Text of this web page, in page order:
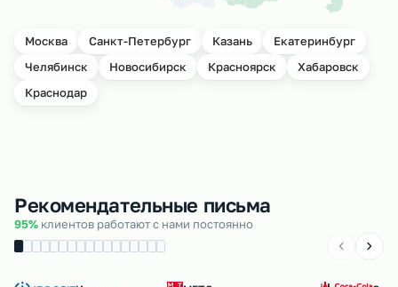
Москва Санкт-Петербург Казань
Екатеринбург
Челябинск
Новосибирск Красноярск
Хабаровск
Краснодар
Рекомендательные письма
95% клиентов работают с нами постоянно